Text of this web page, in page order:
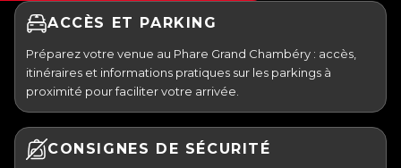
ACCÈS ET PARKING
Préparez votre venue au Phare Grand Chambéry : accès,
itinéraires et informations pratiques sur les parkings à
proximité pour faciliter votre arrivée.
CONSIGNES DE SÉCURITÉ